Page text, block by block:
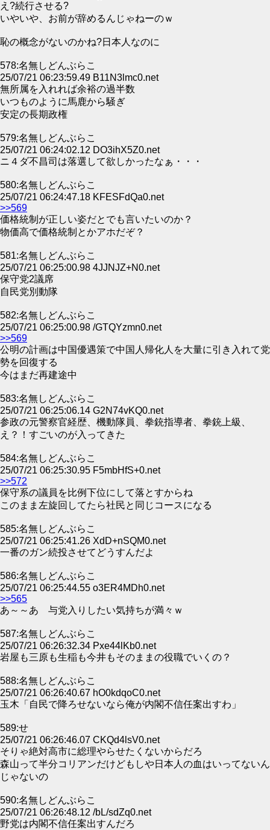
え?続行させる?
いやいや、お前が辞めるんじゃねーのｗ
恥の概念がないのかね?日本人なのに
578:名無しどんぶらこ
25/07/21 06:23:59.49 B11N3lmc0.net
無所属を入れれば余裕の過半数
いつものように馬鹿から騒ぎ
安定の長期政権
579:名無しどんぶらこ
25/07/21 06:24:02.12 DO3ihX5Z0.net
ニ４ダ不昌司は落選して欲しかったなぁ・・・
580:名無しどんぶらこ
25/07/21 06:24:47.18 KFESFdQa0.net
>>569
価格統制が正しい姿だとでも言いたいのか？
物価高で価格統制とかアホだぞ？
581:名無しどんぶらこ
25/07/21 06:25:00.98 4JJNJZ+N0.net
保守党2議席
自民党別動隊
582:名無しどんぶらこ
25/07/21 06:25:00.98 /GTQYzmn0.net
>>569
公明の計画は中国優遇策で中国人帰化人を大量に引き入れて党
勢を回復する
今はまだ再建途中
583:名無しどんぶらこ
25/07/21 06:25:06.14 G2N74vKQ0.net
参政の元警察官経歴、機動隊員、拳銃指導者、拳銃上級、
え？！すごいのが入ってきた
584:名無しどんぶらこ
25/07/21 06:25:30.95 F5mbHfS+0.net
>>572
保守系の議員を比例下位にして落とすからね
このまま左旋回してたら社民と同じコースになる
585:名無しどんぶらこ
25/07/21 06:25:41.26 XdD+nSQM0.net
一番のガン続投させてどうすんだよ
586:名無しどんぶらこ
25/07/21 06:25:44.55 o3ER4MDh0.net
>>565
あ～～あ 与党入りしたい気持ちが満々ｗ
587:名無しどんぶらこ
25/07/21 06:26:32.34 Pxe44lKb0.net
岩屋も三原も生稲も今井もそのままの役職でいくの？
588:名無しどんぶらこ
25/07/21 06:26:40.67 hO0kdqoC0.net
玉木「自民で降ろせないなら俺が内閣不信任案出すわ」
589:せ
25/07/21 06:26:46.07 CKQd4lsV0.net
そりゃ絶対高市に総理やらせたくないからだろ
森山って半分コリアンだけどもしや日本人の血はいってないん
じゃないの
590:名無しどんぶらこ
25/07/21 06:26:48.12 /bL/sdZq0.net
野党は内閣不信任案出すんだろ